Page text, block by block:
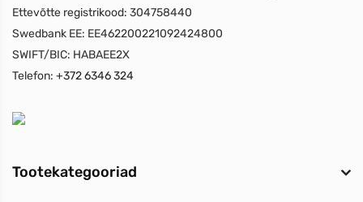
Ettevõtte registrikood: 304758440
Swedbank EE: EE462200221092424800
SWIFT/BIC: HABAEE2X
Telefon: +372 6346 324
Tootekategooriad